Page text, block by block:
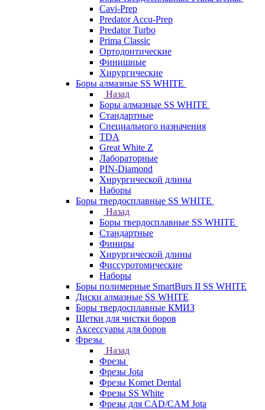
Cavi-Prep
Predator Accu-Prep
Predator Turbo
Prima Classic
Ортодонтические
Финишные
Хирургические
Боры алмазные SS WHITE
Назад
Боры алмазные SS WHITE
Стандартные
Специального назначения
TDA
Great White Z
Лабораторные
PIN-Diamond
Хирургической длины
Наборы
Боры твердосплавные SS WHITE
Назад
Боры твердосплавные SS WHITE
Стандартные
Финиры
Хирургической длины
Фиссуротомические
Наборы
Боры полимерные SmartBurs II SS WHITE
Диски алмазные SS WHITE
Боры твердосплавные КМИЗ
Щетки для чистки боров
Аксессуары для боров
Фрезы
Назад
Фрезы
Фрезы Jota
Фрезы Komet Dental
Фрезы SS White
Фрезы для CAD/CAM Jota